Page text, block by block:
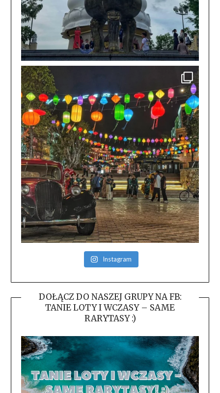
Instagram
DOŁĄCZ DO NASZEJ GRUPY NA FB:
TANIE LOTY I WCZASY – SAME
RARYTASY :)